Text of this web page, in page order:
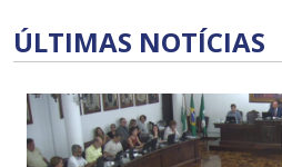
ÚLTIMAS NOTÍCIAS